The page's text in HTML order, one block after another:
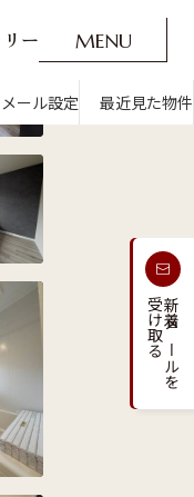
リ ー MENU
O
CLOSE
新着メールを
受け取る
ール設定 最近見た物件